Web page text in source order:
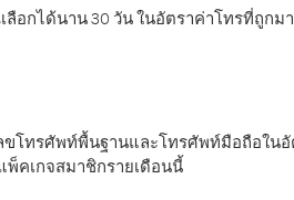
อกได้นาน 30 วัน ในอัตราค่าโทรที่ถูกม
โทรศัพท์พื้นฐานและโทรศัพท์มือถือใน
คเกจสมาชิกรายเดือนนี้